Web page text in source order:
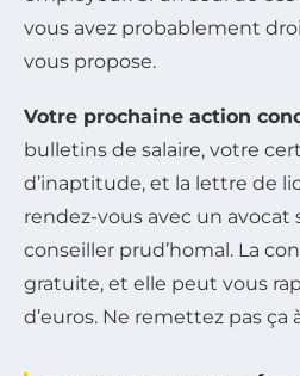
vous avez probablement
vous propose.
Votre prochaine action
bulletins de salaire, votre
d’inaptitude, et la lettre de
rendez-vous avec un avocat
conseiller prud’homal. La
gratuite, et elle peut vous
d’euros. Ne remettez pas ça